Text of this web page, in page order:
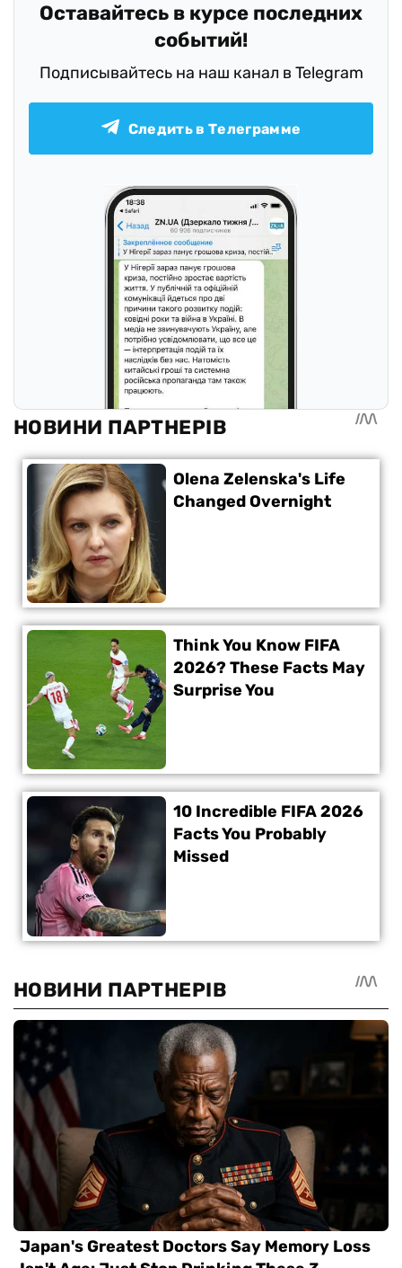
Оставайтесь в курсе последних
событий!
Подписывайтесь на наш канал в Telegram
Следить в Телеграмме